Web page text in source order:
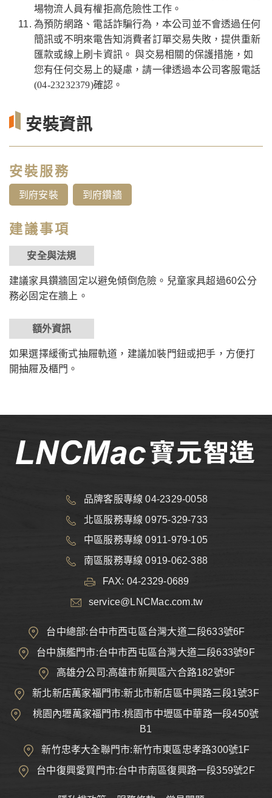
場物流人員有權拒高危險性工作。
為預防網路、電話詐騙行為，本公司並不會透過任何
簡訊或不明來電告知消費者訂單交易失敗，提供重新
匯款或線上刷卡資訊。 與交易相關的保護措施，如
您有任何交易上的疑慮，請一律透過本公司客服電話
(04-23232379)確認。
安裝資訊
安裝服務
到府安裝 到府鑽牆
建議事項
安全與法規
建議家具鑽牆固定以避免傾倒危險。兒童家具超過60公分
務必固定在牆上。
額外資訊
如果選擇緩衝式抽屜軌道，建議加裝門鈕或把手，方便打
開抽屜及櫃門。
品牌客服專線 04-2329-0058
北區服務專線 0975-329-733
中區服務專線 0911-979-105
南區服務專線 0919-062-388
FAX: 04-2329-0689
service@LNCMac.com.tw
台中總部:台中市西屯區台灣大道二段633號6F
台中旗艦門市:台中市西屯區台灣大道二段633號9F
高雄分公司:高雄市新興區六合路182號9F
新北新店萬家福門市:新北市新店區中興路三段1號3F
桃園內壢萬家福門市:桃園市中壢區中華路一段450號
B1
新竹忠孝大全聯門市:新竹市東區忠孝路300號1F
台中復興愛買門市:台中市南區復興路一段359號2F